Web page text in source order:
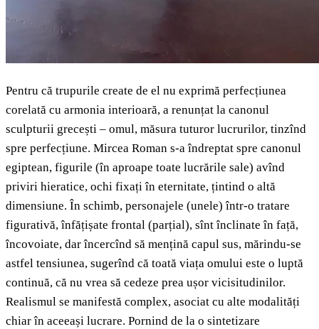
Pentru că trupurile create de el nu exprimă perfecțiunea
corelată cu armonia interioară, a renunțat la canonul
sculpturii grecești ‒ omul, măsura tuturor lucrurilor, tinzînd
spre perfecțiune. Mircea Roman s-a îndreptat spre canonul
egiptean, figurile (în aproape toate lucrările sale) avînd
priviri hieratice, ochi fixați în eternitate, țintind o altă
dimensiune. În schimb, personajele (unele) într-o tratare
figurativă, înfățișate frontal (parțial), sînt înclinate în față,
încovoiate, dar încercînd să mențină capul sus, mărindu-se
astfel tensiunea, sugerînd că toată viața omului este o luptă
continuă, că nu vrea să cedeze prea ușor vicisitudinilor.
Realismul se manifestă complex, asociat cu alte modalități
chiar în aceeași lucrare. Pornind de la o sintetizare